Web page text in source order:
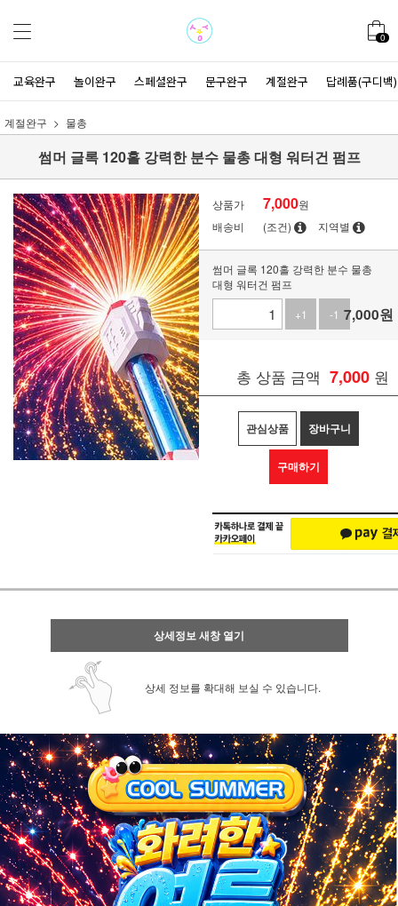
0
교육완구 놀이완구 스페셜완구 문구완구 계절완구 답례품(구디백)
계절완구 물총
썸머 글록 120홀 강력한 분수 물총 대형 워터건 펌프
상품가 7,000원
배송비
(조건) 지역별
썸머 글록 120홀 강력한 분수 물총
대형 워터건 펌프
+1
-1 7,000원
총 상품 금액 7,000 원
관심상품 장바구니
구매하기
상세정보 새창 열기
상세 정보를 확대해 보실 수 있습니다.